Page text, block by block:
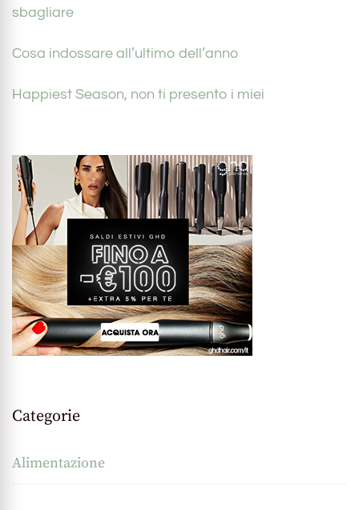
sbagliare
Cosa indossare all’ultimo dell’anno
Happiest Season, non ti presento i miei
Categorie
Alimentazione